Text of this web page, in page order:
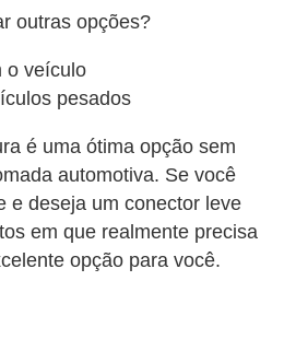
outras opções?
o veículo
pesados
é uma ótima opção sem
automotiva. Se você
e deseja um conector leve
em que realmente precisa
opção para você.